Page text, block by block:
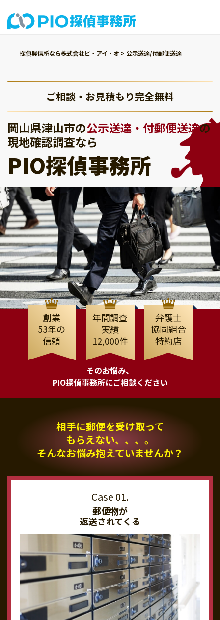
探偵興信所なら株式会社ピ・アイ・オ > 公示送達/付郵便送達
ご相談・お見積もり完全無料
岡山県津山市の公示送達・付郵便送達の
現地確認調査なら
PIO探偵事務所
創業
53年の
信頼
年間調査
実績
12,000件
弁護士
協同組合
特約店
そのお悩み、
PIO探偵事務所にご相談ください
相手に郵便を受け取って
もらえない、、、。
そんなお悩み抱えていませんか？
郵便物が
返送されてくる